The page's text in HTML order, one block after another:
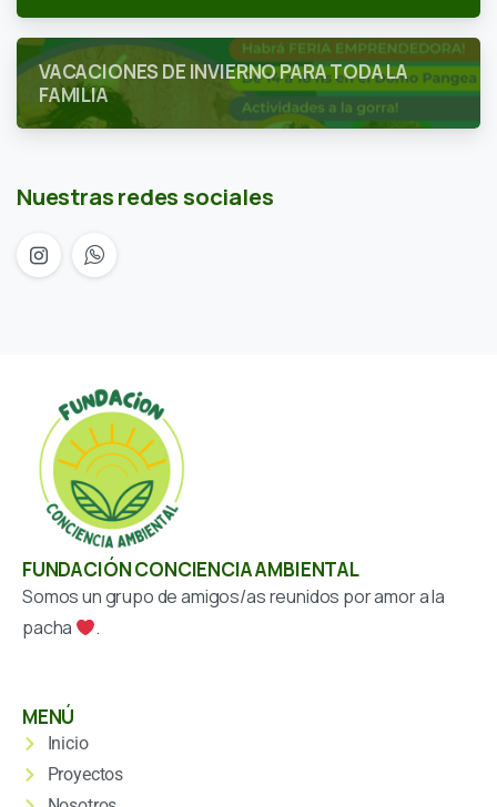
VACACIONES DE INVIERNO PARA TODA LA
FAMILIA
Nuestras redes sociales
FUNDACIÓN CONCIENCIA AMBIENTAL
Somos un grupo de amigos/as reunidos por amor a la
pacha
.
MENÚ
Inicio
Proyectos